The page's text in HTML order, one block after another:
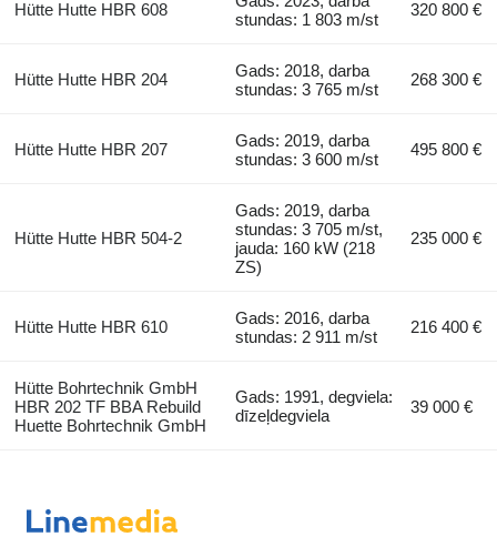
Hütte Hutte HBR 608
stundas: 1 803 m/st
320 800 €
Hütte Hutte HBR 204
Gads: 2018, darba
stundas: 3 765 m/st
268 300 €
Hütte Hutte HBR 207
Gads: 2019, darba
stundas: 3 600 m/st
495 800 €
Hütte Hutte HBR 504-2
Gads: 2019, darba
stundas: 3 705 m/st,
jauda: 160 kW (218
ZS)
235 000 €
Hütte Hutte HBR 610
Gads: 2016, darba
stundas: 2 911 m/st
216 400 €
Hütte Bohrtechnik GmbH
HBR 202 TF BBA Rebuild
Huette Bohrtechnik GmbH
Gads: 1991, degviela:
dīzeļdegviela
39 000 €